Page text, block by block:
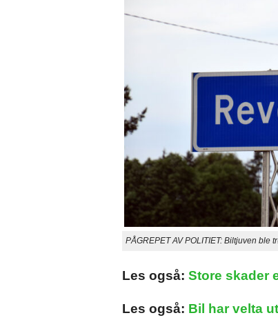
PÅGREPET AV POLITIET: Biltjuven ble
Les også: Store skader
Les også: Bil har velta